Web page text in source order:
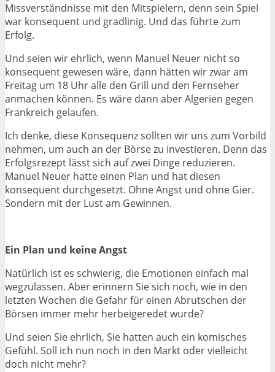
Missverständnisse mit den Mitspielern, denn sein Spiel
war konsequent und gradlinig. Und das führte zum
Erfolg.
Und seien wir ehrlich, wenn Manuel Neuer nicht so
konsequent gewesen wäre, dann hätten wir zwar am
Freitag um 18 Uhr alle den Grill und den Fernseher
anmachen können. Es wäre dann aber Algerien gegen
Frankreich gelaufen.
Ich denke, diese Konsequenz sollten wir uns zum Vorbild
nehmen, um auch an der Börse zu investieren. Denn das
Erfolgsrezept lässt sich auf zwei Dinge reduzieren.
Manuel Neuer hatte einen Plan und hat diesen
konsequent durchgesetzt. Ohne Angst und ohne Gier.
Sondern mit der Lust am Gewinnen.
Ein Plan und keine Angst
Natürlich ist es schwierig, die Emotionen einfach mal
wegzulassen. Aber erinnern Sie sich noch, wie in den
letzten Wochen die Gefahr für einen Abrutschen der
Börsen immer mehr herbeigeredet wurde?
Und seien Sie ehrlich, Sie hatten auch ein komisches
Gefühl. Soll ich nun noch in den Markt oder vielleicht
doch nicht mehr?